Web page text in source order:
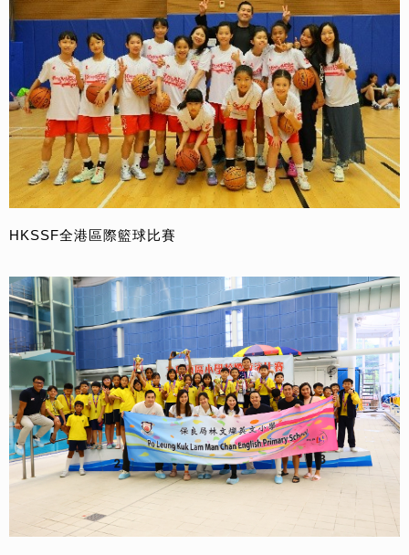
HKSSF全港區際籃球比賽